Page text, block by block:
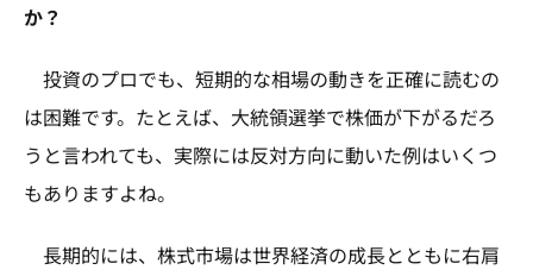
か？
投資のプロでも、短期的な相場の動きを正確に読むの
は困難です。たとえば、大統領選挙で株価が下がるだろ
うと言われても、実際には反対方向に動いた例はいくつ
もありますよね。
長期的には、株式市場は世界経済の成長とともに右肩